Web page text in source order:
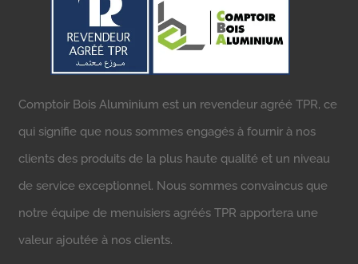
Comptoir Bois Aluminium est un revendeur agréé TPR, ce
qui signifie que nous sommes engagés à fournir à nos
clients des produits de la plus haute qualité et un niveau
de service exceptionnel. Nous sommes convaincus que
notre équipe de menuisiers agréés TPR apportera une
valeur ajoutée à nos clients.